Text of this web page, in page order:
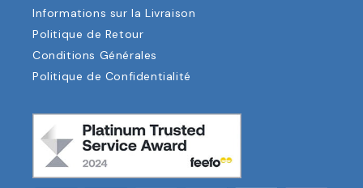
Informations sur la Livraison
Politique de Retour
Conditions Générales
Politique de Confidentialité